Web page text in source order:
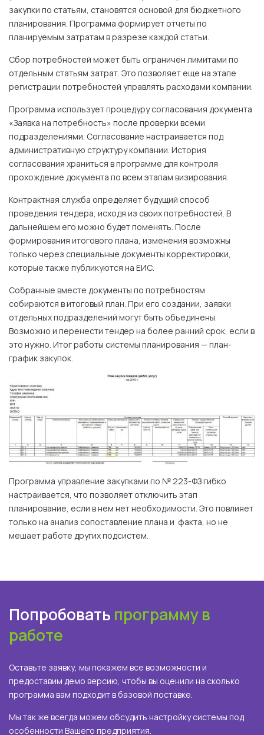
закупки по статьям, становятся основой для бюджетного
планирования. Программа формирует отчеты по
планируемым затратам в разрезе каждой статьи.
Сбор потребностей может быть ограничен лимитами по
отдельным статьям затрат. Это позволяет еще на этапе
регистрации потребностей управлять расходами компании.
Программа использует процедуру согласования документа
«Заявка на потребность» после проверки всеми
подразделениями. Согласование настраивается под
административную структуру компании. История
согласования храниться в программе для контроля
прохождение документа по всем этапам визирования.
Контрактная служба определяет будущий способ
проведения тендера, исходя из своих потребностей. В
дальнейшем его можно будет поменять. После
формирования итогового плана, изменения возможны
только через специальные документы корректировки,
которые также публикуются на ЕИС.
Собранные вместе документы по потребностям
собираются в итоговый план. При его создании, заявки
отдельных подразделений могут быть объединены.
Возможно и перенести тендер на более ранний срок, если в
это нужно. Итог работы системы планирования — план-
график закупок.
Программа управление закупками по № 223-ФЗ гибко
настраивается, что позволяет отключить этап
планирование, если в нем нет необходимости. Это повлияет
только на анализ сопоставление плана и факта, но не
мешает работе других подсистем.
Попробовать программу в
работе
Оставьте заявку, мы покажем все возможности и
предоставим демо версию, чтобы вы оценили на сколько
программа вам подходит в базовой поставке.
Мы так же всегда можем обсудить настройку системы под
особенности Вашего предприятия.